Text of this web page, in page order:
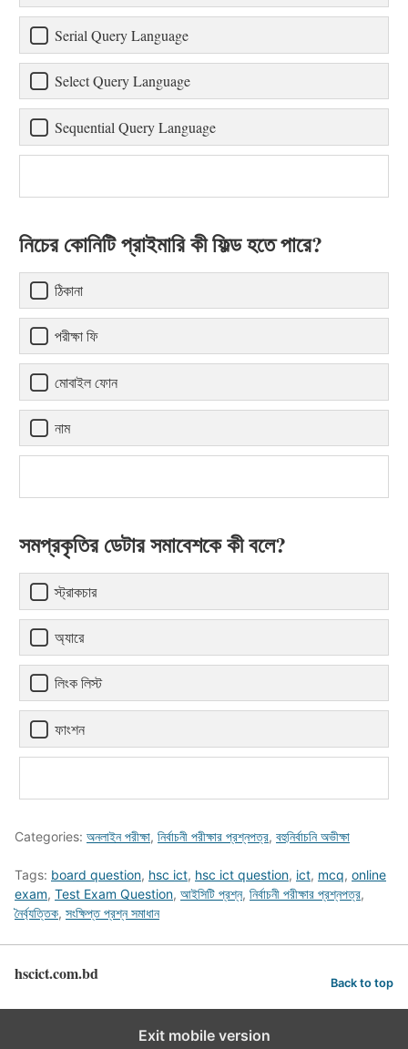
Serial Query Language
Select Query Language
Sequential Query Language
নিচের কোনিটি প্রাইমারি কী ফিল্ড হতে পারে?
ঠিকানা
পরীক্ষা ফি
মোবাইল ফোন
নাম
সমপ্রকৃতির ডেটার সমাবেশকে কী বলে?
স্ট্রাকচার
অ্যারে
লিংক লিস্ট
ফাংশন
Categories: অনলাইন পরীক্ষা, নির্বাচনী পরীক্ষার প্রশ্নপত্র, বহুনির্বাচনি অভীক্ষা
Tags: board question, hsc ict, hsc ict question, ict, mcq, online
exam, Test Exam Question, আইসিটি প্রশ্ন, নির্বাচনী পরীক্ষার প্রশ্নপত্র,
নৈর্ব্যত্তিক, সংক্ষিপ্ত প্রশ্ন সমাধান
hscict.com.bd Back to top
Exit mobile version